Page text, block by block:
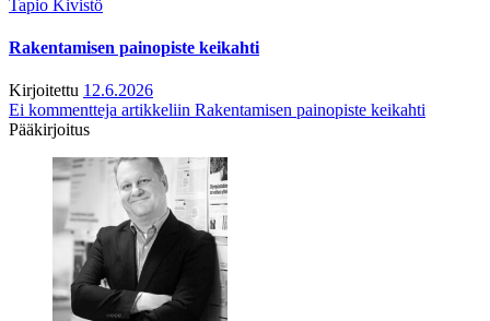
Tapio Kivistö
Rakentamisen painopiste keikahti
Kirjoitettu 12.6.2026
Ei kommentteja artikkeliin Rakentamisen painopiste keikahti
Pääkirjoitus